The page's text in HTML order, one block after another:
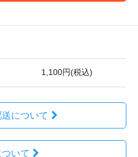
1,100円(税込)
について
いて